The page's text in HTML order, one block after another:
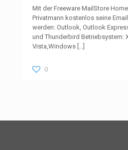
Mit der Freeware MailStore
Privatmann kostenlos seine
werden: Outlook, Outlook
und Thunderbird Betriebsystem:
Vista,Windows […]
0